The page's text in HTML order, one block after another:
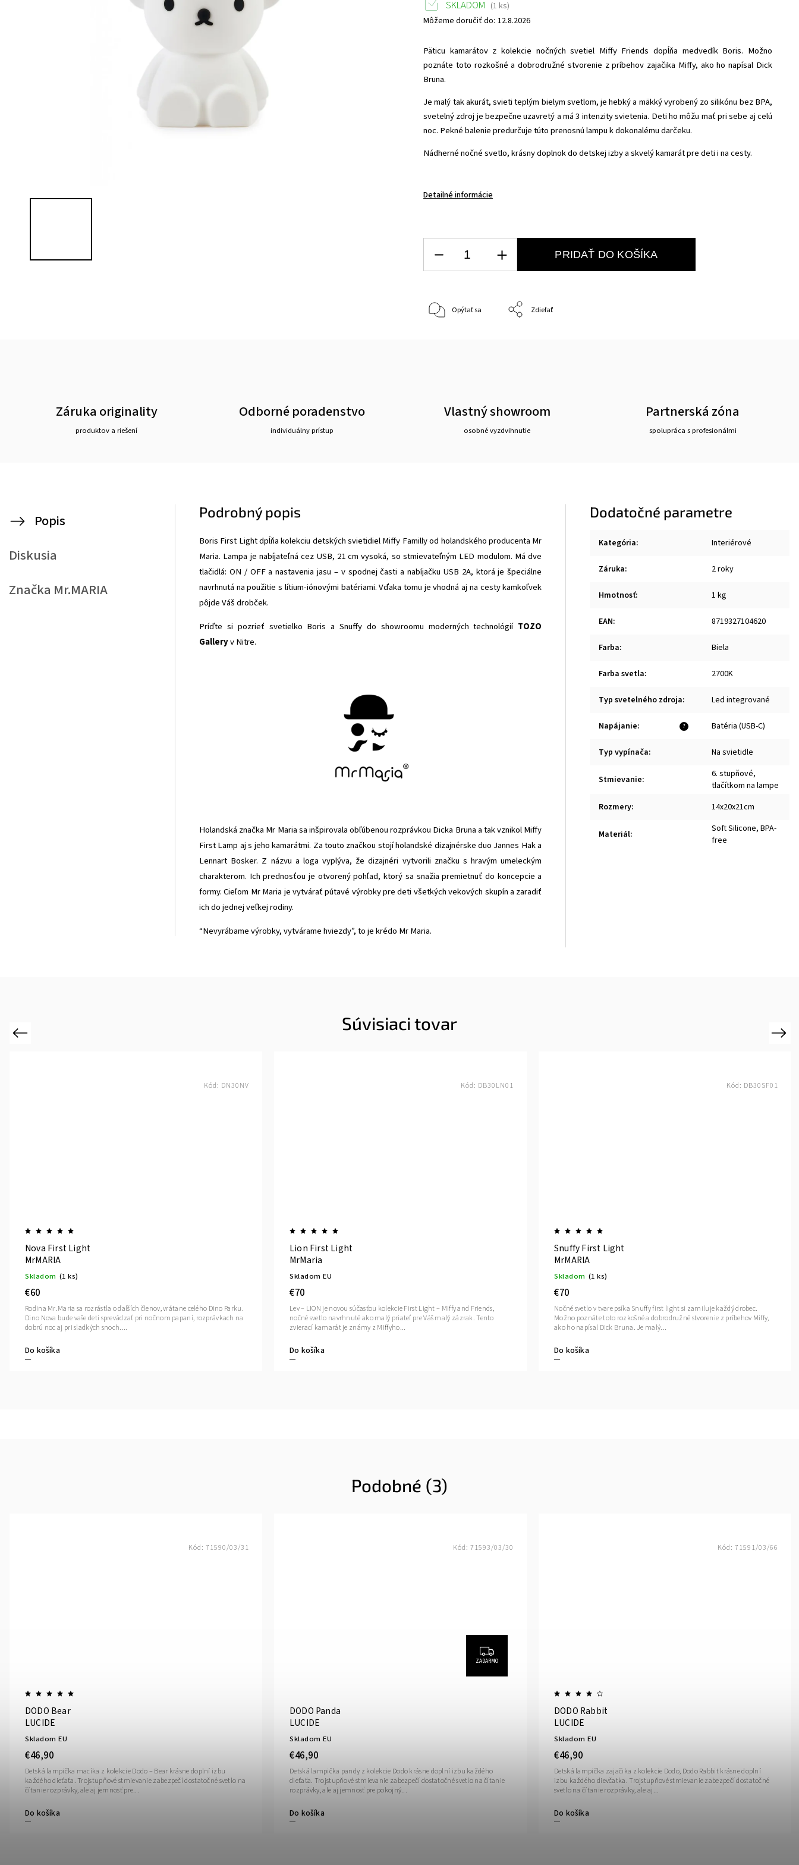
Päticu kamarátov z kolekcie nočných svetiel Miffy Friends dopĺňa medvedík Boris. Možno
poznáte toto rozkošné a dobrodružné stvorenie z príbehov zajačika Miffy, ako ho napísal Dick
Bruna.
Je malý tak akurát, svieti teplým bielym svetlom, je hebký a mäkký vyrobenýzo silikónu bez BPA,
svetelný zdroj je bezpečne uzavretý a má 3 intenzity svietenia. Deti ho môžu mať pri sebe aj celú
noc. Pekné balenie predurčuje túto prenosnú lampu k dokonalému darčeku.
Nádherné nočné svetlo, krásny doplnok do detskej izby a skvelý kamarát pre deti i na cesty.
Detailné informácie
SKLADOM (1 ks)
Môžeme doručiť do: 12.8.2026
PRIDAŤ DO KOŠÍKA
Opýtať sa Zdieľať
Záruka originality
produktov a riešení
Odborné poradenstvo
individuálny prístup
Vlastný showroom
osobné vyzdvihnutie
Partnerská zóna
spolupráca s profesionálmi
Popis
Diskusia
Značka Mr.MARIA
Podrobný popis
Boris First Light dpĺňa kolekciu detských svietidiel Miffy Familly od holandského producenta Mr
Maria. Lampa je nabíjateľná cez USB, 21 cm vysoká, so stmievateľným LED modulom. Má dve
tlačidlá: ON / OFF a nastavenia jasu – v spodnej časti a nabíjačku USB 2A, ktorá je špeciálne
navrhnutá na použitie s lítium-iónovými batériami. Vďaka tomu je vhodná aj na cesty kamkoľvek
pôjde Váš drobček.
Príďte si pozrieť svetielko Boris a Snuffy do showroomu moderných technológií TOZO
Galleryv Nitre.
Holandská značka Mr Maria sa inšpirovala obľúbenou rozprávkou Dicka Bruna a tak vznikol Miffy
First Lamp aj s jeho kamarátmi. Za touto značkou stojíholandské dizajnérske duo Jannes Hak a
Lennart Bosker. Z názvu a loga vyplýva, že dizajnéri vytvorili značku s hravým umeleckým
charakterom. Ich prednosťou je otvorený pohľad, ktorý sa snažia premietnuť do koncepcie a
formy. Cieľom Mr Maria je vytvárať pútavé výrobky pre deti všetkých vekových skupín a zaradiť
ich do jednej veľkej rodiny.
“Nevyrábame výrobky, vytvárame hviezdy”, to je krédo Mr Maria.
Dodatočné parametre
Kategória: Interiérové
Záruka: 2 roky
Hmotnosť: 1 kg
EAN: 8719327104620
Farba: Biela
Farba svetla: 2700K
Typ svetelného zdroja: Led integrované
?
Napájanie: Batéria (USB-C)
Typ vypínača: Na svietidle
Stmievanie:
6. stupňové,
tlačítkom na lampe
Rozmery: 14x20x21cm
Materiál:
Soft Silicone, BPA-
free
Súvisiaci tovar
Previous
Nova First Light
MrMARIA
Skladom (1 ks)
€60
Do košíka
Rodina Mr.Maria sa rozrástla o ďalších členov, vrátane celého Dino Parku.
Dino Nova bude vaše deti sprevádzať pri nočnom papaní, rozprávkach na
dobrú noc aj pri sladkých snoch....
Kód: DN30NV
Lion First Light
MrMaria
Skladom EU
€70
Do košíka
Lev – LION je novou súčasťou kolekcie First Light – Miffy and Friends,
nočné svetlo navrhnuté ako malý priateľ pre Váš malý zázrak. Tento
zvierací kamarát je známy z Miffyho...
Kód: DB30LN01
Snuffy First Light
MrMARIA
Skladom (1 ks)
€70
Do košíka
Nočné svetlo v tvare psíka Snuffy first light si zamiluje každý drobec.
Možno poznáte toto rozkošné a dobrodružné stvorenie z príbehov Miffy,
ako ho napísal Dick Bruna. Je malý...
Kód: DB30SF01
Next
Podobné (3)
DODO Bear
LUCIDE
Skladom EU
€46,90
Do košíka
Detská lampička macíka z kolekcie Dodo – Bear krásne doplní izbu
každého dieťaťa. Trojstupňové stmievanie zabezpečí dostatočné svetlo na
čítanie rozprávky, ale aj jemnosť pre...
Kód: 71590/03/31
ZADARMO
DODO Panda
LUCIDE
Skladom EU
€46,90
Do košíka
Detská lampička pandy z kolekcie Dodo krásne doplní izbu každého
dieťaťa. Trojstupňové stmievanie zabezpečí dostatočné svetlo na čítanie
rozprávky, ale aj jemnosť pre pokojný...
Kód: 71593/03/30
DODO Rabbit
LUCIDE
Skladom EU
€46,90
Do košíka
Detská lampička zajačika z kolekcie Dodo, Dodo Rabbit krásne doplní
izbu každého dievčatka. Trojstupňové stmievanie zabezpečí dostatočné
svetlo na čítanie rozprávky, ale aj...
Kód: 71591/03/66